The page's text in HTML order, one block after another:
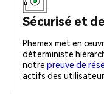
Sécurisé et
Phemex met en
déterministe
notre preuve de
actifs des